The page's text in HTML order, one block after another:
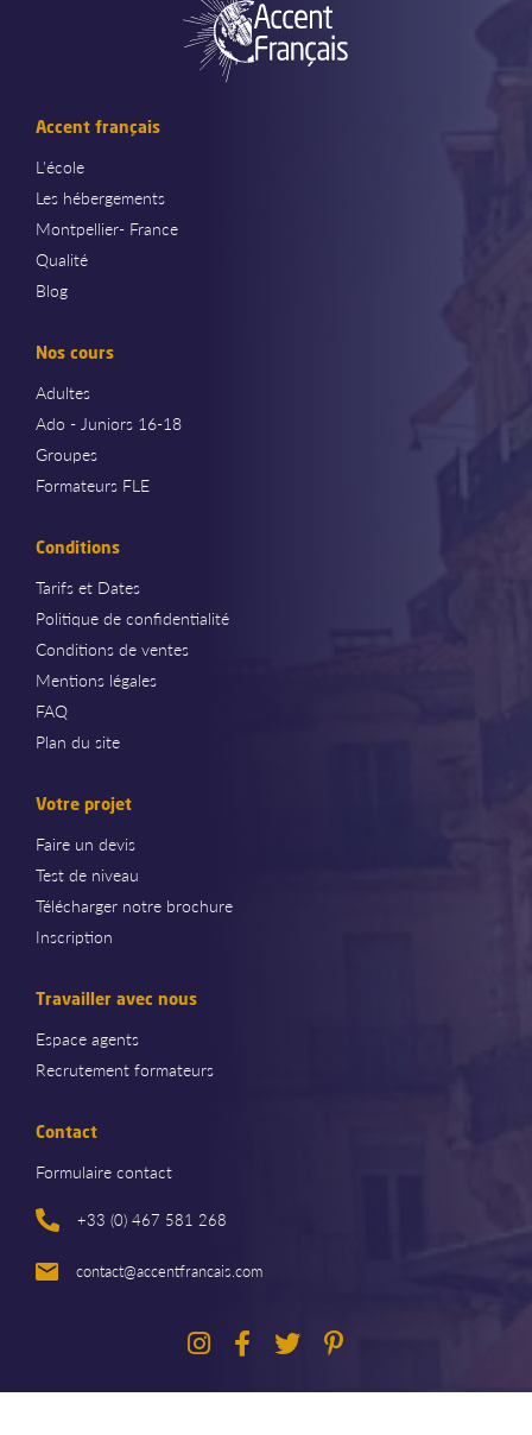
Accent français
L'école
Les hébergements
Montpellier- France
Qualité
Blog
Nos cours
Adultes
Ado - Juniors 16-18
Groupes
Formateurs FLE
Conditions
Tarifs et Dates
Politique de confidentialité
Conditions de ventes
Mentions légales
FAQ
Plan du site
Votre projet
Faire un devis
Test de niveau
Télécharger notre brochure
Inscription
Travailler avec nous
Espace agents
Recrutement formateurs
Contact
Formulaire contact
+33 (0) 467 581 268
contact@accentfrancais.com